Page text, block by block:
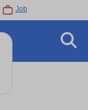
Job